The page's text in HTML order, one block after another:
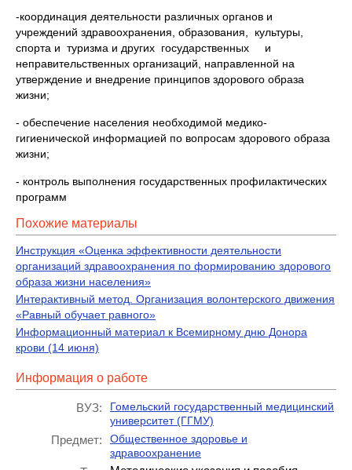
-координация деятельности различных органов и
учреждений здравоохранения, образования, культуры,
спорта и туризма и других государственных и
неправительственных организаций, направленной на
утверждение и внедрение принципов здорового образа
жизни;
- обеспечение населения необходимой медико-
гигиенической информацией по вопросам здорового образа
жизни;
- контроль выполнения государственных профилактических
программ
Похожие материалы
Инструкция «Оценка эффективности деятельности
организаций здравоохранения по формированию здорового
образа жизни населения»
Интерактивный метод. Организация волонтерского движения
«Равный обучает равного»
Информационный материал к Всемирному дню Донора
крови (14 июня)
Информация о работе
ВУЗ:
Гомельский государственный медицинский
университет (ГГМУ)
Предмет:
Общественное здоровье и
здравоохранение